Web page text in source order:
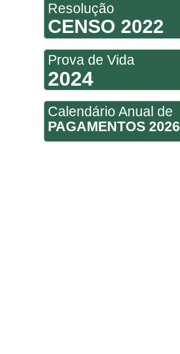
Resolução
CENSO 2022
Prova de Vida
2024
Calendário Anual de
PAGAMENTOS 2026